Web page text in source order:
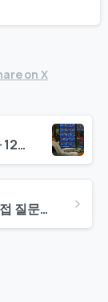
on X
2025년 최고의 퀀트 트레이딩 회사 12곳
2025년에 꼭 알아야 할 퀀트 면접 질문 15가지